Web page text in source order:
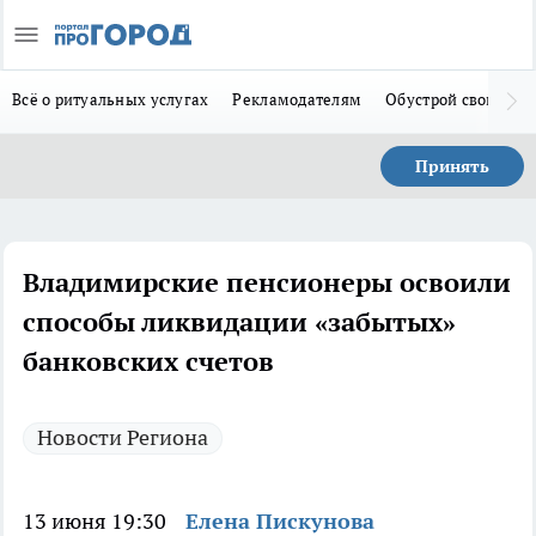
Всё о ритуальных услугах Рекламодателям Обустрой свой дом
Принять
Владимирские пенсионеры освоили
способы ликвидации «забытых»
банковских счетов
Новости Региона
13 июня 19:30 Елена Пискунова